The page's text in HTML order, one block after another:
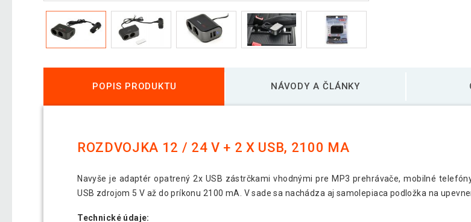
POPIS PRODUKTU NÁVODY A ČLÁNKY
ROZDVOJKA 12 / 24 V + 2 X USB, 2100 MA
Navyše je adaptér opatrený 2x USB zástrčkami vhodnými pre MP3 prehrávače, mobilné
USB zdrojom 5 V až do príkonu 2100 mA. V sade sa nachádza aj samolepiaca podložka na
Technické údaje: